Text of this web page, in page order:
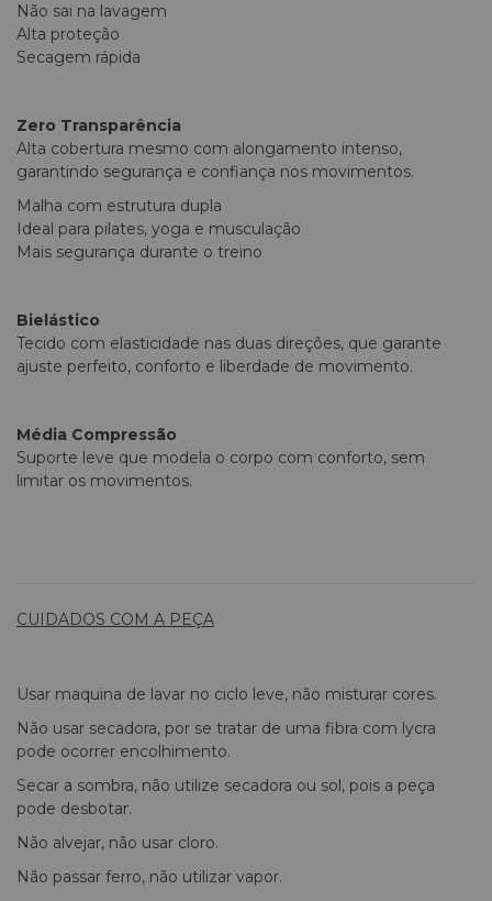
Não sai na lavagem
Alta proteção
Secagem rápida
Zero Transparência
Alta cobertura mesmo com alongamento intenso,
garantindo segurança e confiança nos movimentos.
Malha com estrutura dupla
Ideal para pilates, yoga e musculação
Mais segurança durante o treino
Bielástico
Tecido com elasticidade nas duas direções, que garante
ajuste perfeito, conforto e liberdade de movimento.
Média Compressão
Suporte leve que modela o corpo com conforto, sem
limitar os movimentos.
CUIDADOS COM A PEÇA
Usar maquina de lavar no ciclo leve, não misturar cores.
Não usar secadora, por se tratar de uma fibra com lycra
pode ocorrer encolhimento.
Secar a sombra, não utilize secadora ou sol, pois a peça
pode desbotar.
Não alvejar, não usar cloro.
Não passar ferro, não utilizar vapor.